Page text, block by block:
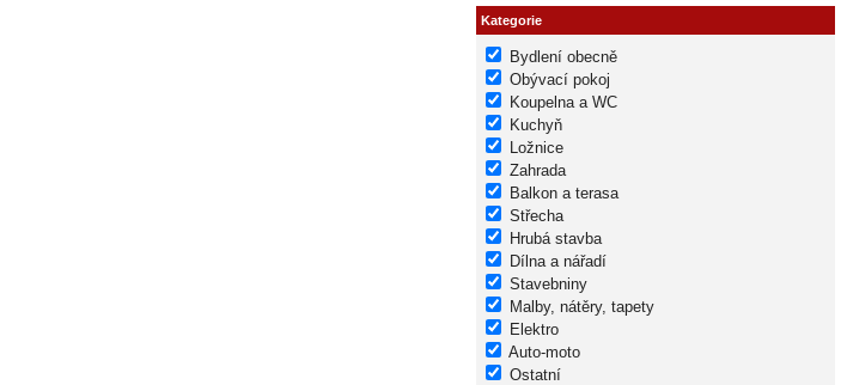
Kategorie
Bydlení obecně
Obývací pokoj
Koupelna a WC
Kuchyň
Ložnice
Zahrada
Balkon a terasa
Střecha
Hrubá stavba
Dílna a nářadí
Stavebniny
Malby, nátěry, tapety
Elektro
Auto-moto
Ostatní